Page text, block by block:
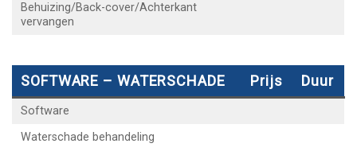
Behuizing/Back-cover/Achterkant
vervangen
SOFTWARE – WATERSCHADE Prijs Duur
Software
Waterschade behandeling